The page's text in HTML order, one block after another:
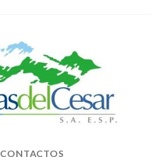
CONTACTOS